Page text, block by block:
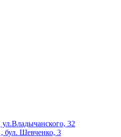
ул.Владычанского, 32
бул. Шевченко, 3